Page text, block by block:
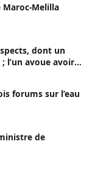
Melilla
dont un
l’un avoue avoir
forums sur l’eau
de